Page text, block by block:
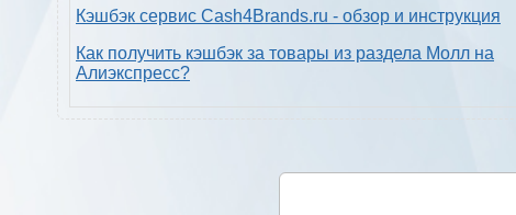
Кэшбэк сервис Cash4Brands.ru - обзор и инструкция
Как получить кэшбэк за товары из раздела Молл на
Алиэкспресс?